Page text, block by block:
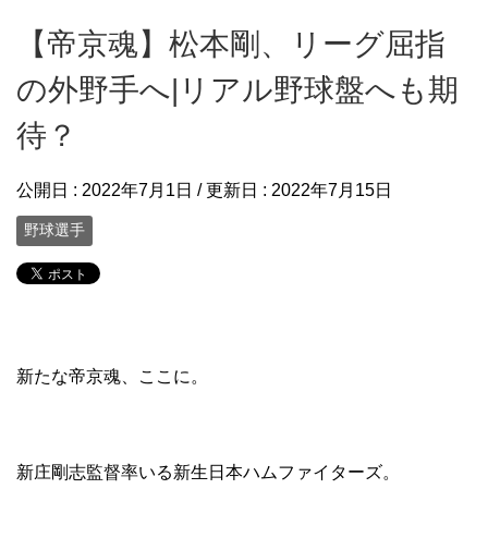
【帝京魂】松本剛、リーグ屈指
の外野手へ|リアル野球盤へも期
待？
公開日 : 2022年7月1日 / 更新日 : 2022年7月15日
野球選手
新たな帝京魂、ここに。
新庄剛志監督率いる新生日本ハムファイターズ。